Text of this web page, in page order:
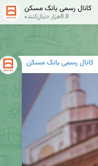
کانال رسمی بانک مسکن
8.8هزار دنبال‌کننده
کانال رسمی بانک مسکن